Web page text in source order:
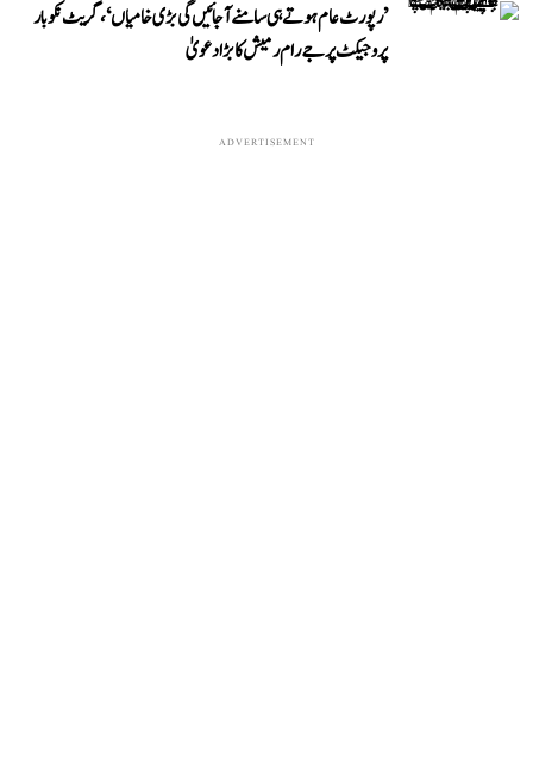
’رپورٹ عام ہوتے ہی سامنے آ جائیں گی بڑی خامیاں‘، گریٹ نکوبار
پروجیکٹ پر جے رام رمیش کا بڑا دعویٰ
ADVERTISEMENT